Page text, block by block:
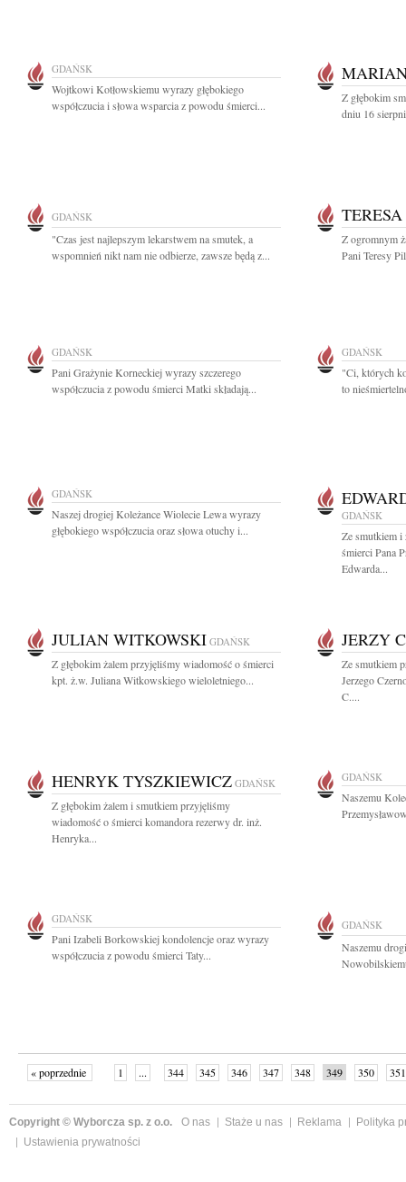
GDAŃSK
Wojtkowi Kotłowskiemu wyrazy głębokiego
współczucia i słowa wsparcia z powodu śmierci...
Z głębokim
dniu 16
GDAŃSK
"Czas jest najlepszym lekarstwem na smutek, a
wspomnień nikt nam nie odbierze, zawsze będą z...
Z ogromnym
Pani Teresy
GDAŃSK
Pani Grażynie Korneckiej wyrazy szczerego
współczucia z powodu śmierci Matki składają...
GDAŃSK
"Ci, których
to
GDAŃSK
Naszej drogiej Koleżance Wiolecie Lewa wyrazy
głębokiego współczucia oraz słowa otuchy i...
GDAŃSK
Ze smutkiem i
śmierci Pana
Edwarda...
JULIAN WITKOWSKI GDAŃSK
Z głębokim żalem przyjęliśmy wiadomość o śmierci
kpt. ż.w. Juliana Witkowskiego wieloletniego...
JERZY
Ze smutkiem
Jerzego
C....
HENRYK TYSZKIEWICZ GDAŃSK
Z głębokim żalem i smutkiem przyjęliśmy
wiadomość o śmierci komandora rezerwy dr. inż.
Henryka...
GDAŃSK
Naszemu
GDAŃSK
Pani Izabeli Borkowskiej kondolencje oraz wyrazy
współczucia z powodu śmierci Taty...
GDAŃSK
Naszemu
« poprzednie 1 ... 344 345 346 347 348 349 350
351
Copyright © Wyborcza sp. z o.o. O nas Staże u nas Reklama
Polityka
Ustawienia prywatności